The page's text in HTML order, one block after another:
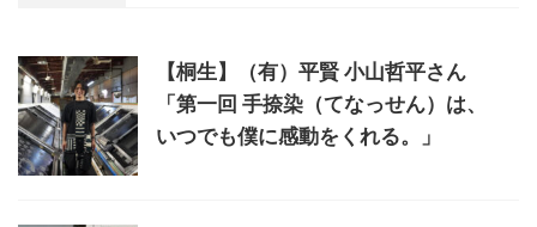
【桐生】（有）平賢 小山哲平さん
「第一回 手捺染（てなっせん）は、
いつでも僕に感動をくれる。」